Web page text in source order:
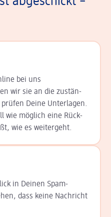
bei uns
wir sie an die zu­stän­
Deine Unterlagen.
wie möglich eine Rück­
wie es weitergeht.
in Deinen Spam-
dass keine Nachricht